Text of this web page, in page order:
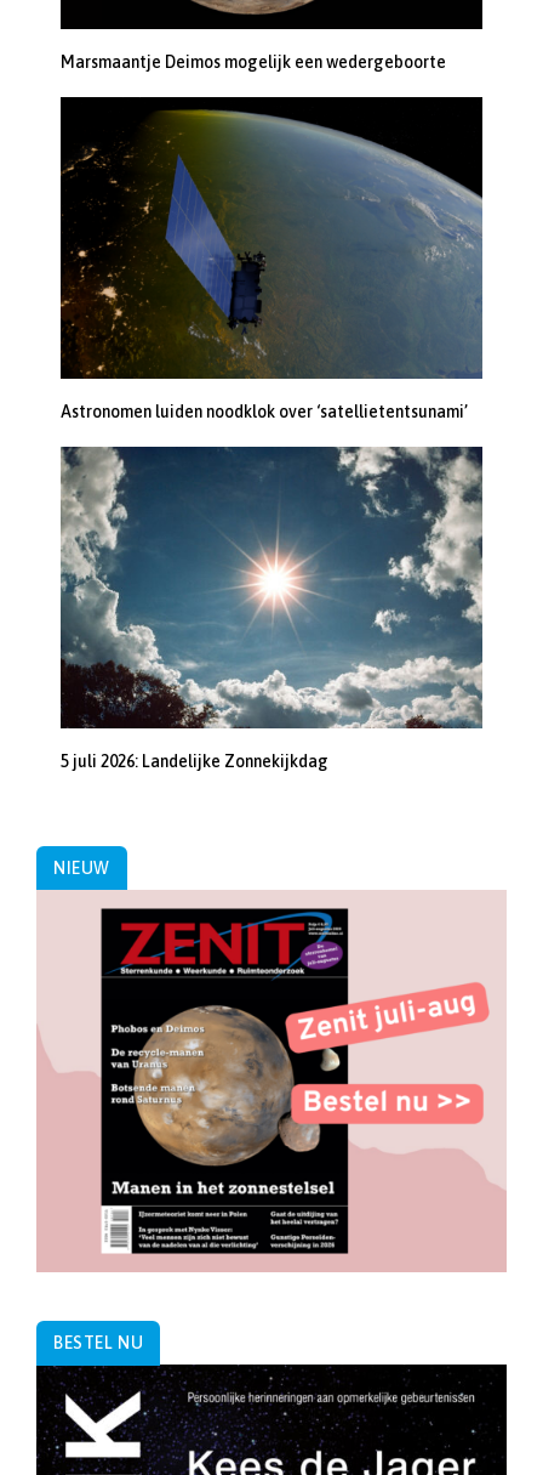
Marsmaantje Deimos mogelijk een wedergeboorte
Astronomen luiden noodklok over ‘satellietentsunami’
5 juli 2026: Landelijke Zonnekijkdag
NIEUW
BESTEL NU